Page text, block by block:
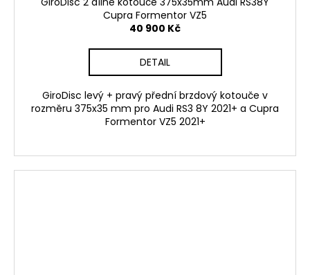
Cupra Formentor VZ5
40 900 Kč
DETAIL
GiroDisc levý + pravý přední brzdový kotouče v
rozměru 375x35 mm pro Audi RS3 8Y 2021+ a Cupra
Formentor VZ5 2021+